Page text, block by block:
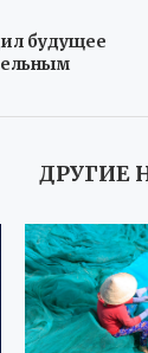
будущее
ДРУГИЕ